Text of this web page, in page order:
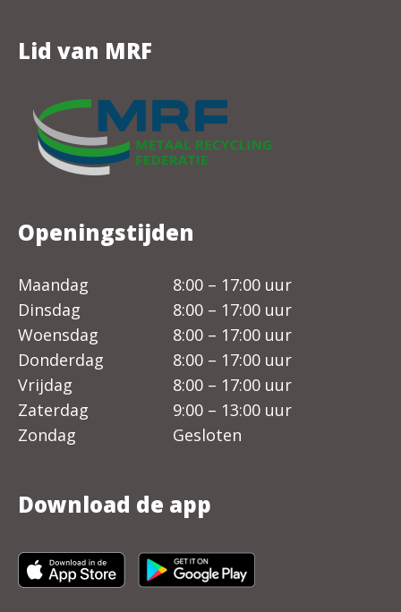
Lid van MRF
Openingstijden
Maandag
8:00 – 17:00 uur
Dinsdag
8:00 – 17:00 uur
Woensdag
8:00 – 17:00 uur
Donderdag
8:00 – 17:00 uur
Vrijdag
8:00 – 17:00 uur
Zaterdag
9:00 – 13:00 uur
Zondag
Gesloten
Download de app